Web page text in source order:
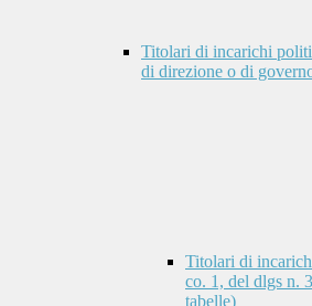
Titolari di incarichi
di direzione o di
Titolari di
co. 1, del dlgs n.
tabelle)